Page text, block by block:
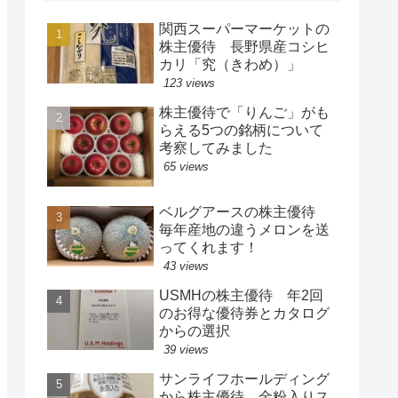
関西スーパーマーケットの
株主優待 長野県産コシヒ
カリ「究（きわめ）」
123 views
株主優待で「りんご」がも
らえる5つの銘柄について
考察してみました
65 views
ベルグアースの株主優待
毎年産地の違うメロンを送
ってくれます！
43 views
USMHの株主優待 年2回
のお得な優待券とカタログ
からの選択
39 views
サンライフホールディング